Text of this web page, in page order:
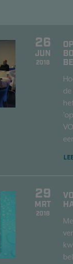
26
JUN
2018
29
MRT
2018